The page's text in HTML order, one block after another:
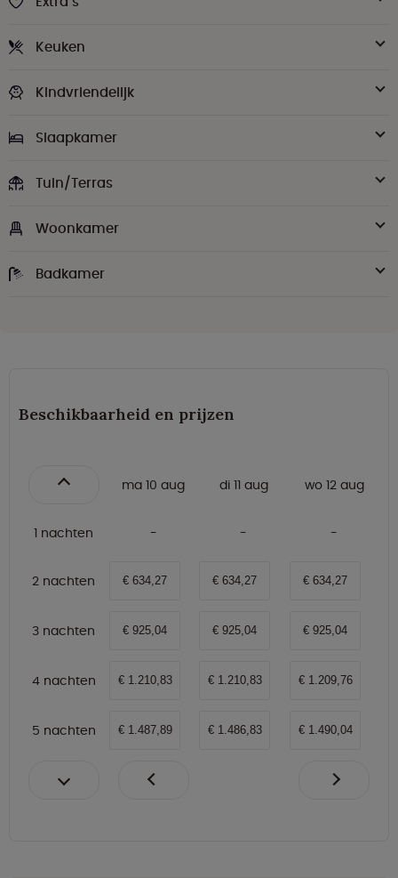
Keuken
Kindvriendelijk
Slaapkamer
Tuin/Terras
Woonkamer
Badkamer
Beschikbaarheid en prijzen
ma 10 aug di 11 aug wo 12 aug
1 nachten
2 nachten € 634,27 € 634,27 € 634,27
3 nachten € 925,04 € 925,04 € 925,04
4 nachten € 1.210,83 € 1.210,83 € 1.209,76
5 nachten € 1.487,89 € 1.486,83 € 1.490,04